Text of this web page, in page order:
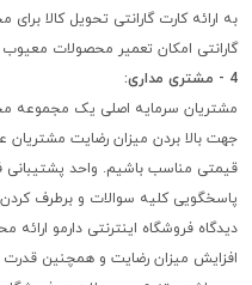
به ارائه کارت گارانتی تحویل کالا
گارانتی امکان تعمیر محصولات
4 - مشتری مداری:
مشتریان سرمایه اصلی یک مجموعه
جهت بالا بردن میزان رضایت مشتریان
قیمتی مناسب باشیم. واحد پشتیبانی
پاسخگویی کلیه سوالات و برطرف کردن
دیدگاه فروشگاه اینترنتی دارمو
افزایش میزان رضایت و همچنین